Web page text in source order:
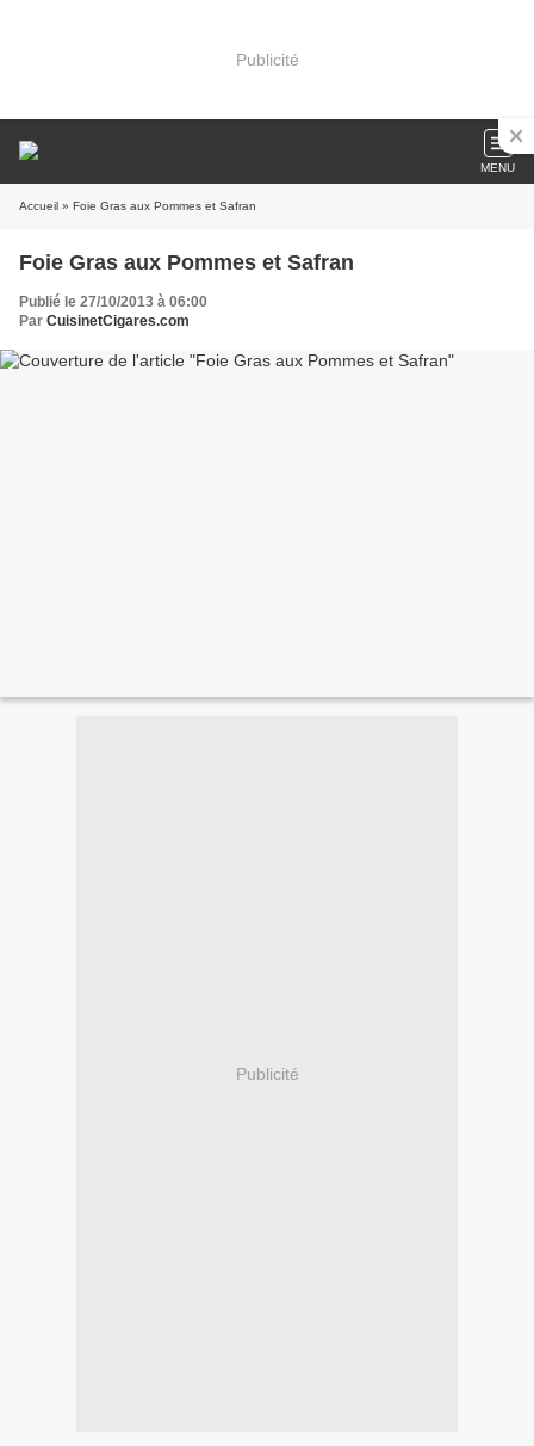
Publicité
MENU
Accueil » Foie Gras aux Pommes et Safran
Foie Gras aux Pommes et Safran
Publié le 27/10/2013 à 06:00
Par CuisinetCigares.com
Publicité